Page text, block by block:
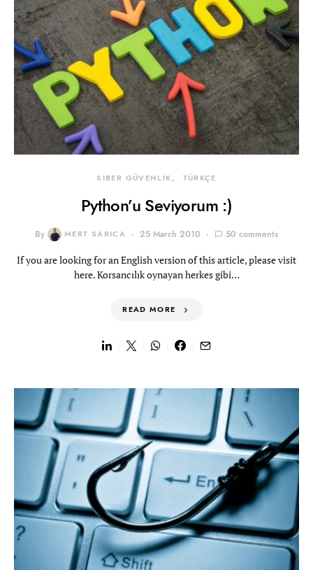
SİBER GÜVENLİK TÜRKÇE
Python’u Seviyorum :)
By MERT SARICA 25 March 2010 50 comments
If you are looking for an English version of this article, please visit
here. Korsancılık oynayan herkes gibi…
READ MORE